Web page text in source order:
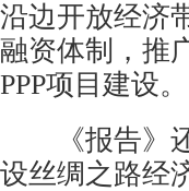
沿边开放经济
融资体制，推
PPP项目建设。
《报告》还
设丝绸之路经